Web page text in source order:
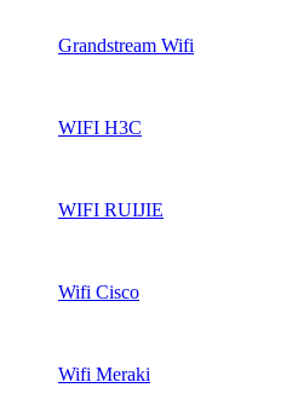
Grandstream Wifi
WIFI H3C
WIFI RUIJIE
Wifi Cisco
Wifi Meraki